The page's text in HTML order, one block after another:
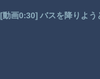
[動画0:30] バスを降りよ